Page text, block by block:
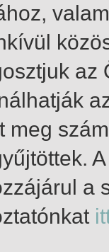
meg
a